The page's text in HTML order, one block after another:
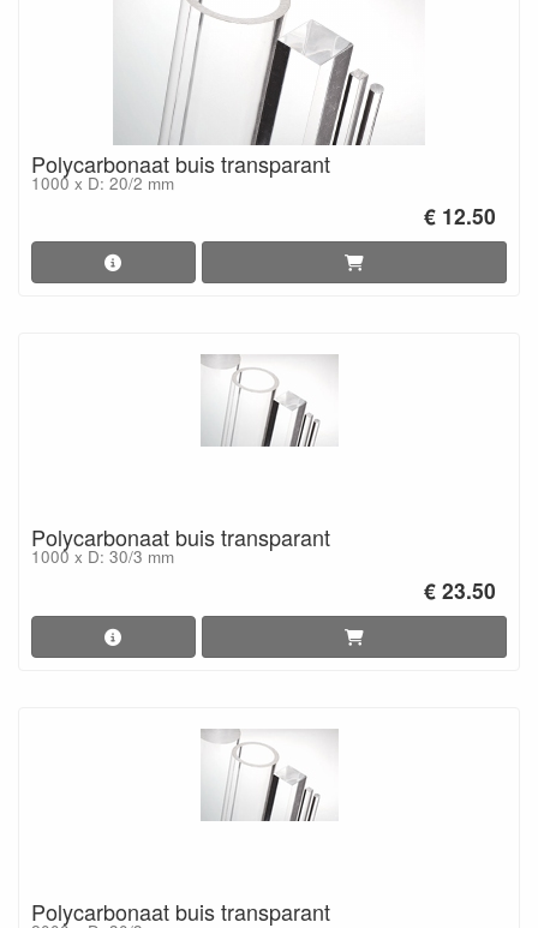
Polycarbonaat buis transparant
1000 x D: 20/2 mm
€ 12.50
Polycarbonaat buis transparant
1000 x D: 30/3 mm
€ 23.50
Polycarbonaat buis transparant